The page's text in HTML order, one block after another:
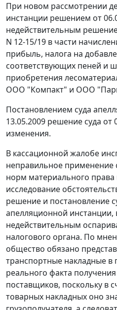
При новом рассмотрении
инстанции решением от
недействительным
N 12-15/19 в части
прибыль, налога на
соответствующих пеней и
приобретения
ООО "Компакт" и ООО
Постановлением суда
13.05.2009 решение суда от
изменения.
В кассационной жалобе
неправильное
норм материального
исследование
решение и постановление
апелляционной инстанции,
недействительным
налогового органа. По
общество обязано
транспортные накладные в
реального факта
поставщиков, поскольку в
товарных накладных оно